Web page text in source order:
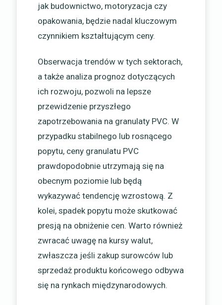
jak budownictwo, motoryzacja czy
opakowania, będzie nadal kluczowym
czynnikiem kształtującym ceny.
Obserwacja trendów w tych sektorach,
a także analiza prognoz dotyczących
ich rozwoju, pozwoli na lepsze
przewidzenie przyszłego
zapotrzebowania na granulaty PVC. W
przypadku stabilnego lub rosnącego
popytu, ceny granulatu PVC
prawdopodobnie utrzymają się na
obecnym poziomie lub będą
wykazywać tendencję wzrostową. Z
kolei, spadek popytu może skutkować
presją na obniżenie cen. Warto również
zwracać uwagę na kursy walut,
zwłaszcza jeśli zakup surowców lub
sprzedaż produktu końcowego odbywa
się na rynkach międzynarodowych.